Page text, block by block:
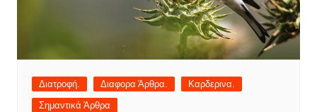
Διατροφή. Διαφορα Άρθρα.
Καρδερινα.
Σημαντικά Άρθρα